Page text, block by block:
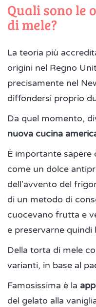
Quali sono le
di mele?
La teoria più
origini nel Regno
precisamente nel
diffondersi proprio
Da quel momento,
nuova cucina
È importante sapere
come un dolce
dell'avvento del
di un metodo di
cuocevano frutta e
e preservarne quindi
Della torta di mele
varianti, in base al
Famosissima è la
del gelato alla